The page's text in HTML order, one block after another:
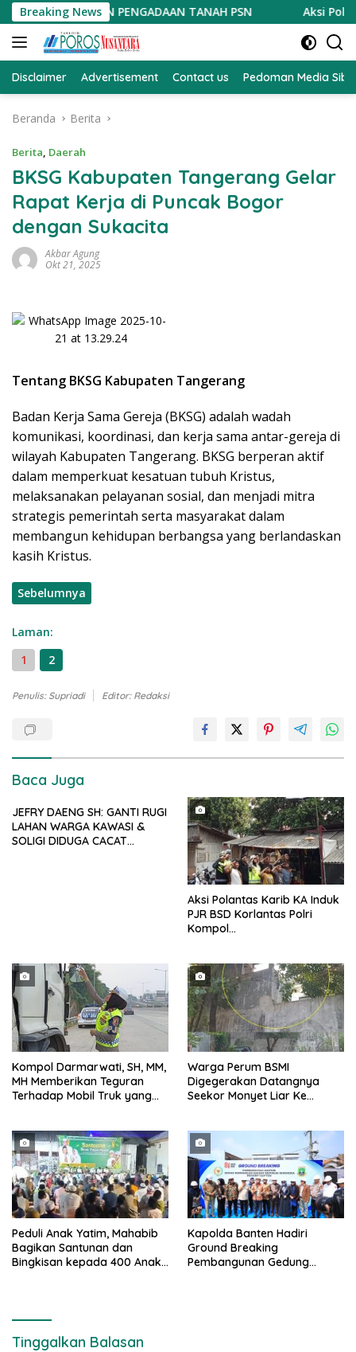
Langsung
ke
konten
Breaking News
PENGADAAN TANAH PSN Aksi Polantas Karib KA
Disclaimer Advertisement Contact us Pedoman Media
Beranda Berita
Berita, Daerah
BKSG Kabupaten Tangerang Gelar
Rapat Kerja di Puncak Bogor
dengan Sukacita
Akbar Agung
Okt 21, 2025
Tentang BKSG Kabupaten Tangerang
Badan Kerja Sama Gereja (BKSG) adalah wadah
komunikasi, koordinasi, dan kerja sama antar-gereja di
wilayah Kabupaten Tangerang. BKSG berperan aktif
dalam memperkuat kesatuan tubuh Kristus,
melaksanakan pelayanan sosial, dan menjadi mitra
strategis pemerintah serta masyarakat dalam
membangun kehidupan berbangsa yang berlandaskan
kasih Kristus.
Sebelumnya
Laman:
1
2
Penulis: Supriadi Editor: Redaksi
Baca Juga
JEFRY DAENG SH: GANTI RUGI
LAHAN WARGA KAWASI &
SOLIGI DIDUGA CACAT
Aksi Polantas Karib KA Induk
PJR BSD Korlantas Polri
Kompol
Membagikan Bendera Merah
Putih Berserta Tiangnya
Kompol Darmarwati, SH, MM,
MH Memberikan Teguran
Terhadap Mobil Truk yang
Warga Perum BSMI
Digegerakan Datangnya
Seekor Monyet Liar Ke
Peduli Anak Yatim, Mahabib
Bagikan Santunan dan
Bingkisan kepada 400 Anak
Kapolda Banten Hadiri
Ground Breaking
Pembangunan Gedung
Tinggalkan Balasan